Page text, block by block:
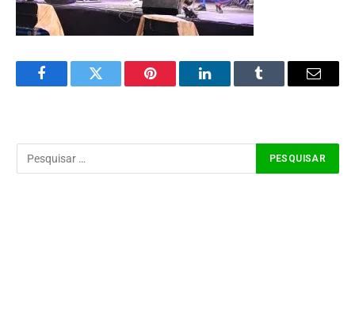
FacebookTwitter Pinterest LinkedInTumblr Email